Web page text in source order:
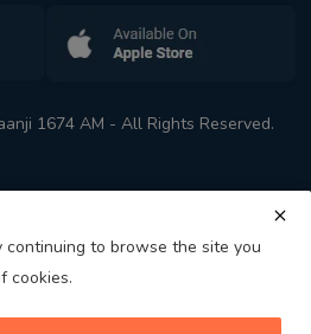
1674 AM - All Rights Reserved.
continuing to browse the site you
cookies.
Indian Radio Station